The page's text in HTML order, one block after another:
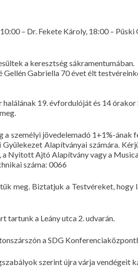
– Dr. Fekete Károly, 18:00 – Püski
a keresztség sákramentumában.
Gellén Gabriella 70 évet élt
19. évfordulóját és 14
személyi jövedelemadó 1+1%-
Alapítványai számára.
Nyitott Ajtó Alapítvány vagy a
száma: 0066
meg. Biztatjuk a Testvéreket,
tartunk a Leány utca 2. udvarán.
a SDG
szerint újra várja vendégeit